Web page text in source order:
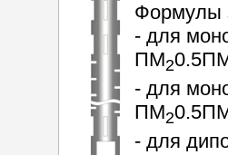
Формулы
- для
ПМ2
- для
ПМ2
- для